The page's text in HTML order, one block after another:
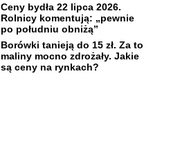
Ceny bydła 22 lipca 2026.
Rolnicy komentują: „pewnie
po południu obniżą”
Borówki tanieją do 15 zł. Za to
maliny mocno zdrożały. Jakie
są ceny na rynkach?